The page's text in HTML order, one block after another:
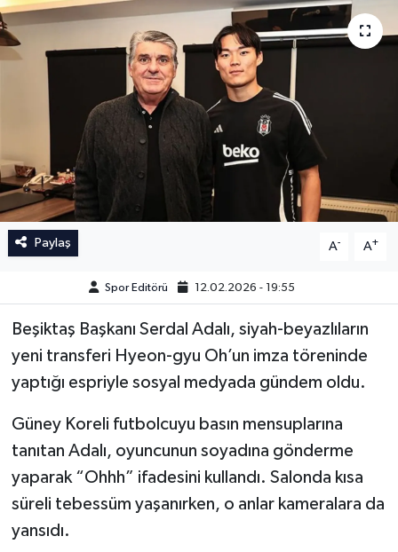
Paylaş A- A+
Spor Editörü 12.02.2026 - 19:55
Beşiktaş Başkanı Serdal Adalı, siyah-beyazlıların
yeni transferi Hyeon-gyu Oh’un imza töreninde
yaptığı espriyle sosyal medyada gündem oldu.
Güney Koreli futbolcuyu basın mensuplarına
tanıtan Adalı, oyuncunun soyadına gönderme
yaparak “Ohhh” ifadesini kullandı. Salonda kısa
süreli tebessüm yaşanırken, o anlar kameralara da
yansıdı.
İngiltere Premier Lig
Almanya Bundesliga
La Liga
Serie A
İngiltere Premier Lig
La Liga
Almanya Bundesliga
Serie A
Fransa Ligue 1
Eredevise
Portekiz Ligi
TFF 1.Lig
Diğer Futbol Ligleri
Kadınlar Basketbol Ligi
Diğer Basketbol Ligleri